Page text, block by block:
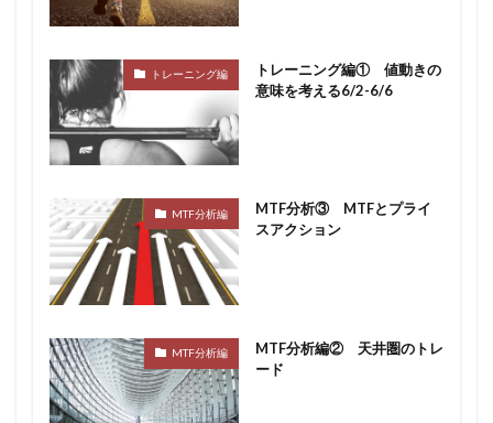
トレーニング編
トレーニング編① 値動きの
意味を考える6/2-6/6
MTF分析編
MTF分析③ MTFとプライ
スアクション
MTF分析編
MTF分析編② 天井圏のトレ
ード